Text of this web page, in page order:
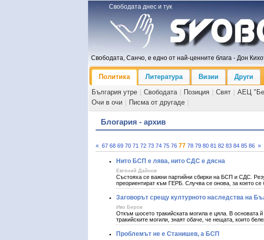
Свободата днес и тук
Свободата, Санчо, е едно от най-ценните блага - Дон
Политика Литература Визии
Други
България утре
Свободата Позиция Свят АЕЦ
Очи в очи
Писма от другаде
Блогария - архив
« 67 68 69 70 71 72 73 74 75 76 77 78 79 80 81 82 83 84 85 86 »
Нито БСП е лява, нито СДС е дясна
Евгений Дайнов
Състояха се важни партийни сбирки на БСП и СДС.
преориентират към ГЕРБ. Случва се онова, за което
Заговорът срещу културното наследства на
Иво Беров
Откъм шосето тракийската могила е цяла. В основата
тракийските могили, знаят обаче, че нещата, които
Проблемът не е Станишев, а БСП